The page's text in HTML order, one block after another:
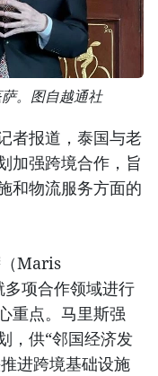
。图自越通社
者报道，泰国与老
加强跨境合作，旨
和物流服务方面的
（Maris
项合作领域进行
重点。马里斯强
，供“邻国经济发
进跨境基础设施